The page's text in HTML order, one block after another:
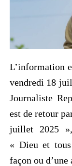
L’information
vendredi 18
Journaliste
est de retour
juillet 2025
« Dieu et
façon ou d’une